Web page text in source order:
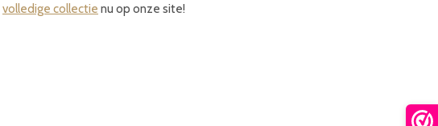
volledige collectie nu op onze site!